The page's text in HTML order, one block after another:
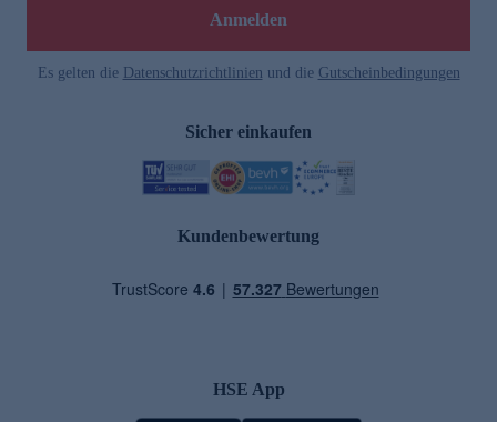
Anmelden
Es gelten die Datenschutzrichtlinien und die Gutscheinbedingungen
Sicher einkaufen
Kundenbewertung
HSE App